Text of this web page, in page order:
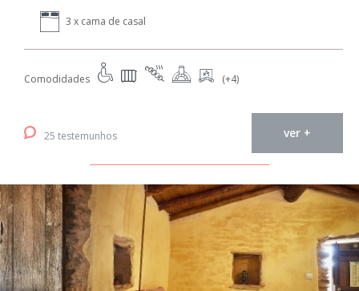
3 x cama de casal
Comodidades (+4)
25 testemunhos ver +